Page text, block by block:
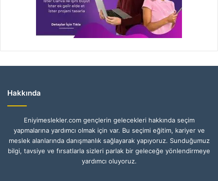
Hakkında
Eniyimeslekler.com gençlerin gelecekleri hakkında seçim
yapmalarına yardımcı olmak için var. Bu seçimi eğitim, kariyer ve
meslek alanlarında danışmanlık sağlayarak yapıyoruz. Sunduğumuz
bilgi, tavsiye ve fırsatlarla sizleri parlak bir geleceğe yönlendirmeye
yardımcı oluyoruz.